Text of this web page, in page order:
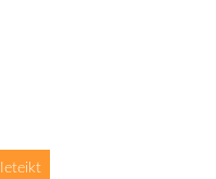
Ieteikt